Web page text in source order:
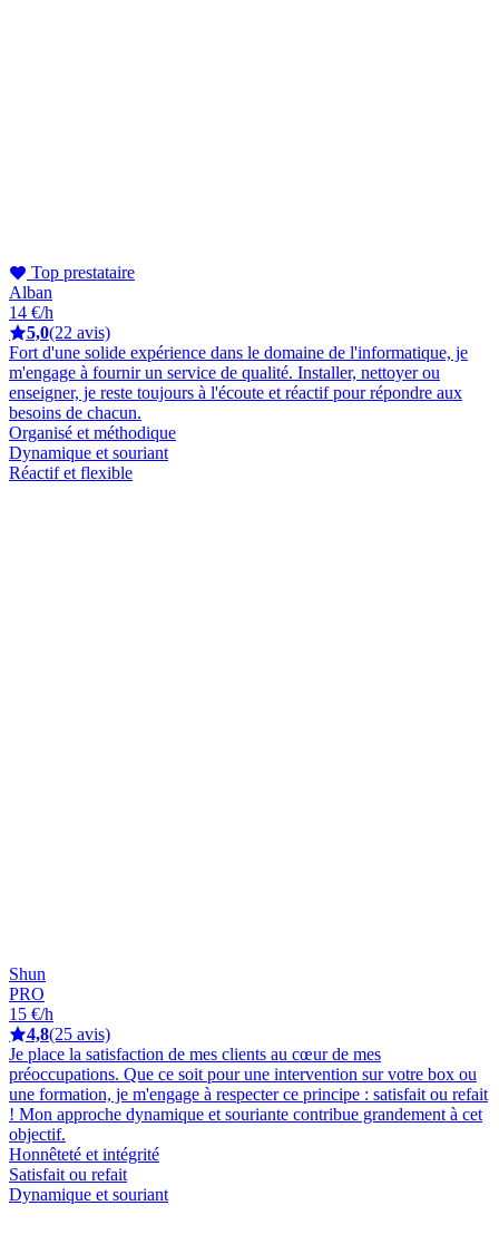
Top prestataire
Alban
14 €/h
5,0(22 avis)
Fort d'une solide expérience dans le domaine de l'informatique, je
m'engage à fournir un service de qualité. Installer, nettoyer ou
enseigner, je reste toujours à l'écoute et réactif pour répondre aux
besoins de chacun.
Organisé et méthodique
Dynamique et souriant
Réactif et flexible
Shun
PRO
15 €/h
4,8(25 avis)
Je place la satisfaction de mes clients au cœur de mes
préoccupations. Que ce soit pour une intervention sur votre box ou
une formation, je m'engage à respecter ce principe : satisfait ou refait
! Mon approche dynamique et souriante contribue grandement à cet
objectif.
Honnêteté et intégrité
Satisfait ou refait
Dynamique et souriant